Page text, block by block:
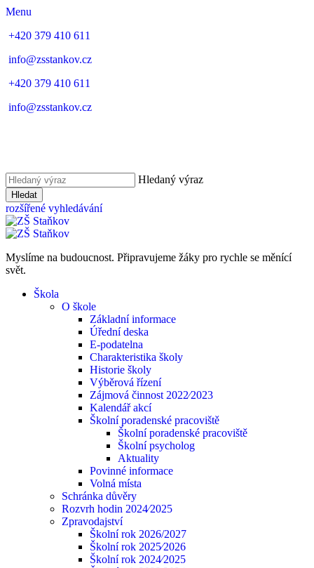
Menu
+420 379 410 611
info@zsstankov.cz
+420 379 410 611
info@zsstankov.cz
Hledaný výraz
Hledat
rozšířené vyhledávání
Myslíme na budoucnost. Připravujeme žáky pro rychle se měnící
svět.
Škola
O škole
Základní informace
Úřední deska
E-podatelna
Charakteristika školy
Historie školy
Výběrová řízení
Zájmová činnost 2022⁄2023
Kalendář akcí
Školní poradenské pracoviště
Školní poradenské pracoviště
Školní psycholog
Aktuality
Povinné informace
Volná místa
Schránka důvěry
Rozvrh hodin 2024⁄2025
Zpravodajství
Školní rok 2026/2027
Školní rok 2025⁄2026
Školní rok 2024⁄2025